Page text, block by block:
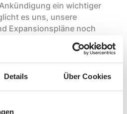
Details Über Cookies
ein wichtiger
es uns, unsere
Expansionspläne noch
Wir freuen uns, Expedition
begrüßen zu
Potenzial in der
und über wertvolle